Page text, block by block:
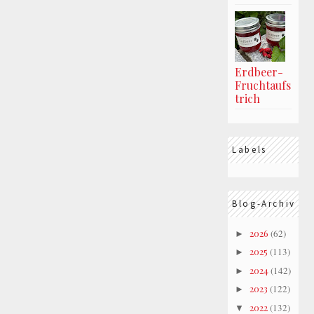
Erdbeer-
Fruchtaufs
trich
Labels
Blog-Archiv
► 2026 (62)
► 2025 (113)
► 2024(142)
► 2023 (122)
▼ 2022(132)